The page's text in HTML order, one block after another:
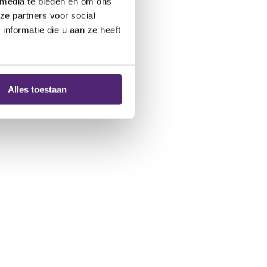
partners voor social
die u aan ze heeft
Alles toestaan